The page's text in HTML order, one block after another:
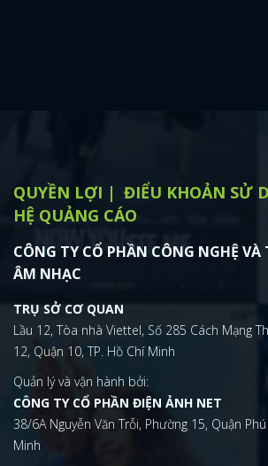
QUYỀN LỢI ĐIỂU KHOẢN SỬ
HỆ QUẢNG CÁO
CÔNG TY CỔ PHẦN CÔNG NGHỆ VÀ
ÂM NHẠC
TRỤ SỞ CƠ QUAN
Lầu 12, Tòa nhà Viettel, Số 285 Cách Mạng
12, Quận 10, TP. Hồ Chí Minh
Quản lý và vận hành bởi:
CÔNG TY CỔ PHẦN ĐIỆN ẢNH NET
38/6A Nguyễn Văn Trỗi, Phường 15, Quận
Minh